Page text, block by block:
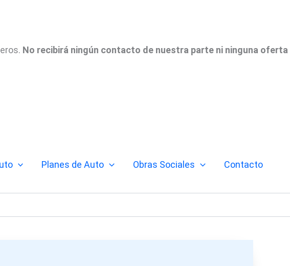
No recibirá ningún contacto de nuestra parte ni ninguna oferta
Planes de Auto Obras Sociales Contacto